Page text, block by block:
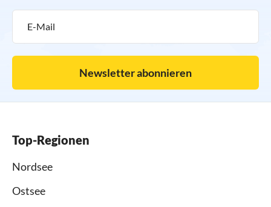
Newsletter abonnieren
Top-Regionen
Nordsee
Ostsee